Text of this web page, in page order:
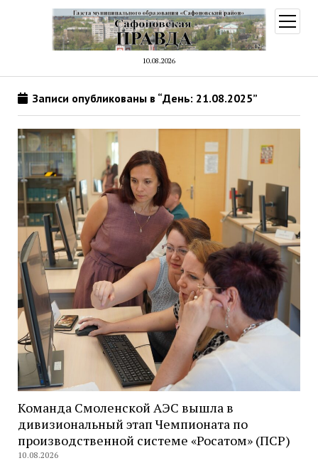
10.08.2026
меню
Записи опубликованы в “День: 21.08.2025”
Команда Смоленской АЭС вышла в
дивизиональный этап Чемпионата по
производственной системе «Росатом» (ПСР)
10.08.2026